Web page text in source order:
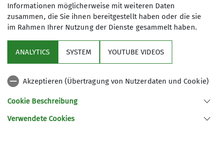
Sektion
DAV
Sektion Koblenz des Deutschen Alpenvereins e.V.
Informationen möglicherweise mit weiteren Daten
zusammen, die Sie ihnen bereitgestellt haben oder die sie
im Rahmen Ihrer Nutzung der Dienste gesammelt haben.
ANALYTICS SYSTEM YOUTUBE VIDEOS
Akzeptieren (Übertragung von Nutzerdaten und Cookie)
Cookie Beschreibung
Verwendete Cookies